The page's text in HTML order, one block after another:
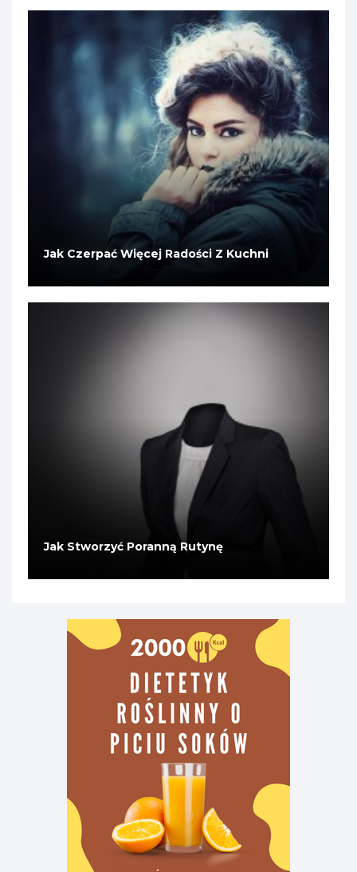
Jak Czerpać Więcej Radości Z Kuchni
Jak Stworzyć Poranną Rutynę